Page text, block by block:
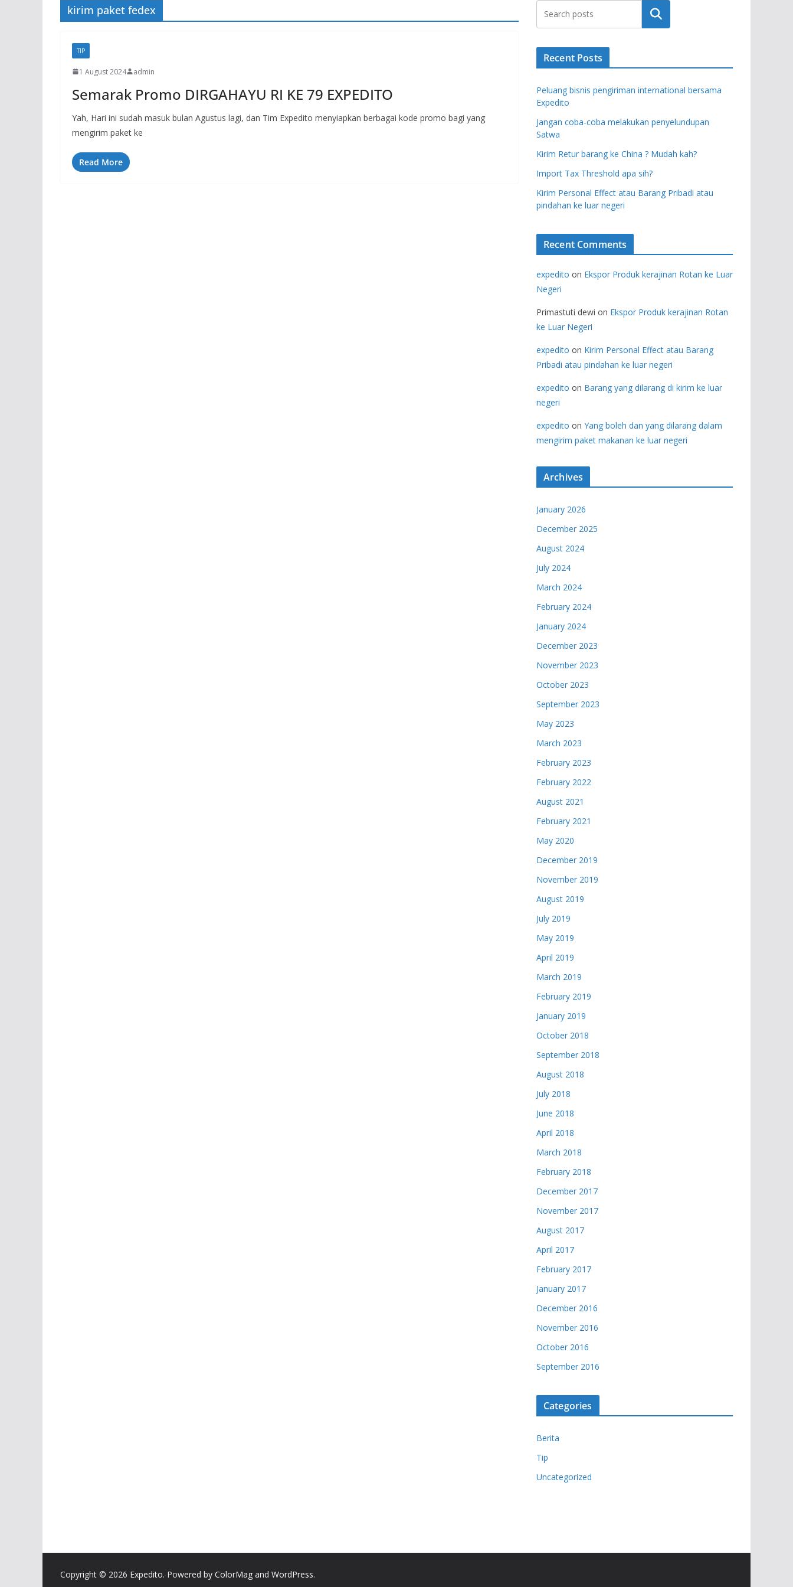
kirim paket fedex
TIP
1 August 2024 admin
Semarak Promo DIRGAHAYU RI KE 79 EXPEDITO
Yah, Hari ini sudah masuk bulan Agustus lagi, dan Tim Expedito menyiapkan berbagai kode promo bagi yang
mengirim paket ke
Read More
Search
Recent Posts
Peluang bisnis pengiriman international bersama
Expedito
Jangan coba-coba melakukan penyelundupan
Satwa
Kirim Retur barang ke China ? Mudah kah?
Import Tax Threshold apa sih?
Kirim Personal Effect atau Barang Pribadi atau
pindahan ke luar negeri
Recent Comments
expedito on Ekspor Produk kerajinan Rotan ke Luar
Negeri
Primastuti dewi on Ekspor Produk kerajinan Rotan
ke Luar Negeri
expedito on Kirim Personal Effect atau Barang
Pribadi atau pindahan ke luar negeri
expedito on Barang yang dilarang di kirim ke luar
negeri
expedito on Yang boleh dan yang dilarang dalam
mengirim paket makanan ke luar negeri
Archives
January 2026
December 2025
August 2024
July 2024
March 2024
February 2024
January 2024
December 2023
November 2023
October 2023
September 2023
May 2023
March 2023
February 2023
February 2022
August 2021
February 2021
May 2020
December 2019
November 2019
August 2019
July 2019
May 2019
April 2019
March 2019
February 2019
January 2019
October 2018
September 2018
August 2018
July 2018
June 2018
April 2018
March 2018
February 2018
December 2017
November 2017
August 2017
April 2017
February 2017
January 2017
December 2016
November 2016
October 2016
September 2016
Categories
Berita
Tip
Uncategorized
Copyright © 2026 Expedito. Powered by ColorMag and WordPress.